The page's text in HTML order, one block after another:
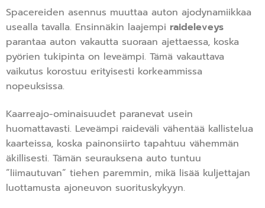
Spacereiden asennus muuttaa auton ajodynamiikkaa
usealla tavalla. Ensinnäkin laajempi raideleveys
parantaa auton vakautta suoraan ajettaessa, koska
pyörien tukipinta on leveämpi. Tämä vakauttava
vaikutus korostuu erityisesti korkeammissa
nopeuksissa.
Kaarreajo-ominaisuudet paranevat usein
huomattavasti. Leveämpi raideväli vähentää kallistelua
kaarteissa, koska painonsiirto tapahtuu vähemmän
äkillisesti. Tämän seurauksena auto tuntuu
”liimautuvan” tiehen paremmin, mikä lisää kuljettajan
luottamusta ajoneuvon suorituskykyyn.